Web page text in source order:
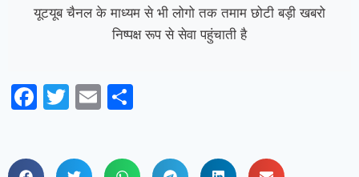
यूटयूब चैनल के माध्यम से भी लोगो तक तमाम छोटी बड़ी खबरो
निष्पक्ष रूप से सेवा पहुंचाती है
Facebook
TwitterEmail